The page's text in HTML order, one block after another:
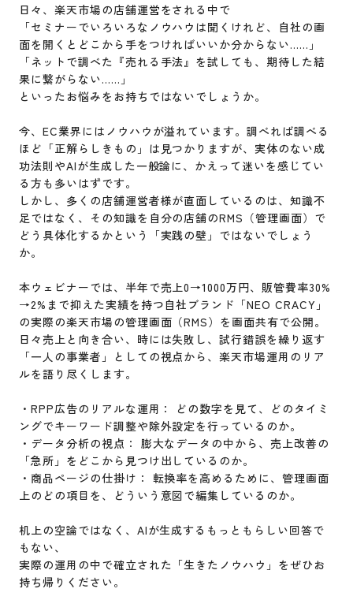
日々、楽天市場の店舗運営をされる中で
「セミナーでいろいろなノウハウは聞くけれど、自社の画
面を開くとどこから手をつければいいか分からない……」
「ネットで調べた『売れる手法』を試しても、期待した結
果に繋がらない……」
といったお悩みをお持ちではないでしょうか。
今、EC業界にはノウハウが溢れています。調べれば調べる
ほど「正解らしきもの」は見つかりますが、実体のない成
功法則やAIが生成した一般論に、かえって迷いを感じてい
る方も多いはずです。
しかし、多くの店舗運営者様が直面しているのは、知識不
足ではなく、その知識を自分の店舗のRMS（管理画面）で
どう具体化するかという「実践の壁」ではないでしょう
か。
本ウェビナーでは、半年で売上0→1000万円、販管費率30%
→2%まで抑えた実績を持つ自社ブランド「NEO CRACY」
の実際の楽天市場の管理画面（RMS）を画面共有で公開。
日々売上と向き合い、時には失敗し、試行錯誤を繰り返す
「一人の事業者」としての視点から、楽天市場運用のリア
ルを語り尽くします。
・RPP広告のリアルな運用： どの数字を見て、どのタイミ
ングでキーワード調整や除外設定を行っているのか。
・データ分析の視点： 膨大なデータの中から、売上改善の
「急所」をどこから見つけ出しているのか。
・商品ページの仕掛け： 転換率を高めるために、管理画面
上のどの項目を、どういう意図で編集しているのか。
机上の空論ではなく、AIが生成するもっともらしい回答で
もない、
実際の運用の中で確立された「生きたノウハウ」をぜひお
持ち帰りください。